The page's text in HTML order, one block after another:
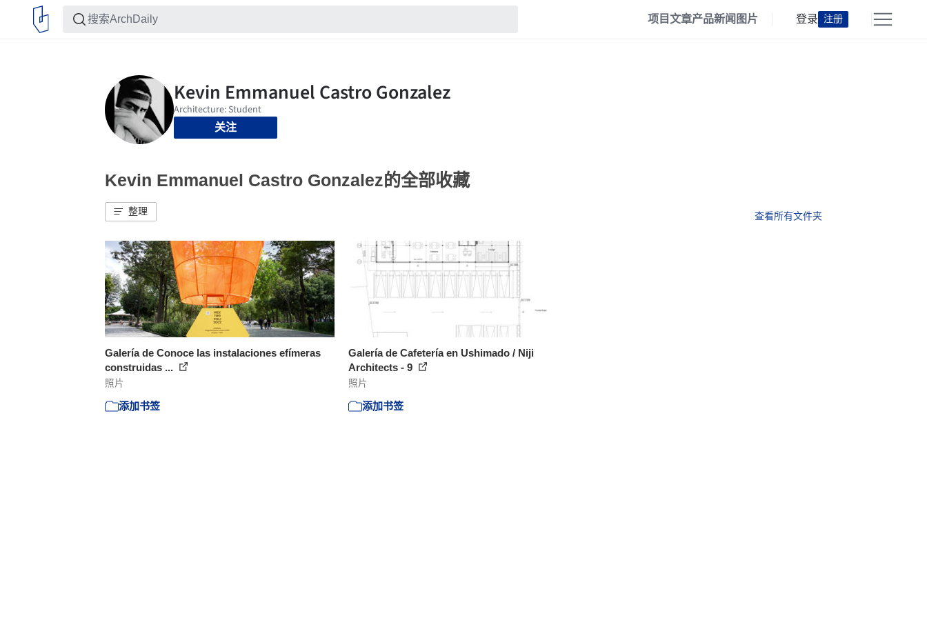
项目文章产品新闻 图片 登录 注册
关注
Kevin Emmanuel Castro Gonzalez的全部收藏
整理 查看所有文件夹
Galería de Conoce las instalaciones efímeras
construidas ...
照片
添加书签
Galería de Cafetería en Ushimado / Niji
Architects - 9
照片
添加书签